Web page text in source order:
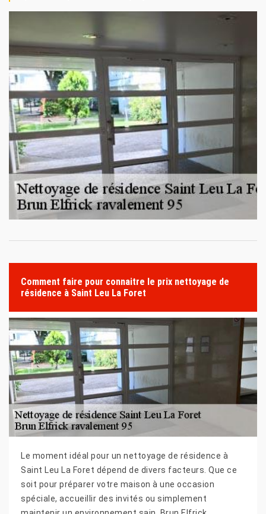
Comment faire pour connaitre le prix nettoyage de
résidence à Saint Leu La Foret
Le moment idéal pour un nettoyage de résidence à
Saint Leu La Foret dépend de divers facteurs. Que ce
soit pour préparer votre maison à une occasion
spéciale, accueillir des invités ou simplement